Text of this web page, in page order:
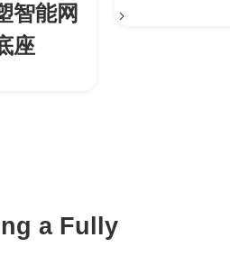
智能网
座
a Fully